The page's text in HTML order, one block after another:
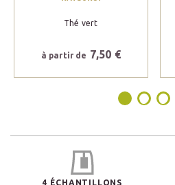
Thé vert
à partir de 7,50 €
4 ÉCHANTILLONS